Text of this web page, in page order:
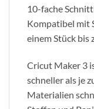
10-fache
Kompatibel mit
einem Stück bis
Cricut Maker 3
schneller als je
Materialien